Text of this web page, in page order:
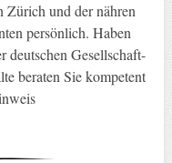
Zürich und der nähren
persönlich. Haben
deutschen Gesellschaft-
beraten Sie kompetent